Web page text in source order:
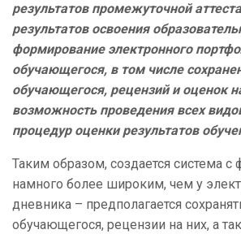
результатов промежуточной
результатов освоения
формирование электронного
обучающегося, в том числе
обучающегося, рецензий и оценок
возможность проведения всех
процедур оценки результатов
Таким образом, создается система
намного более широким, чем у
дневника – предполагается
обучающегося, рецензии на них, а